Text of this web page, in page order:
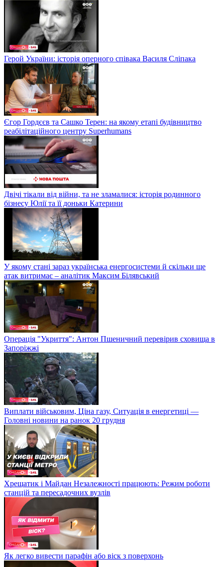
Герой України: історія оперного співака Василя Сліпака
Єгор Гордєєв та Сашко Терен: на якому етапі будівництво
реабілітаційного центру Superhumans
Двічі тікали від війни, та не зламалися: історія родинного
бізнесу Юлії та її доньки Катерини
У якому стані зараз українська енергосистеми й скільки ще
атак витримає – аналітик Максим Білявський
Операція "Укриття": Антон Пшеничний перевірив сховища в
Запоріжжі
Виплати військовим, Ціна газу, Ситуація в енергетиці —
Головні новини на ранок 20 грудня
Хрещатик і Майдан Незалежності працюють: Режим роботи
станцій та пересадочних вузлів
Як легко вивести парафін або віск з поверхонь